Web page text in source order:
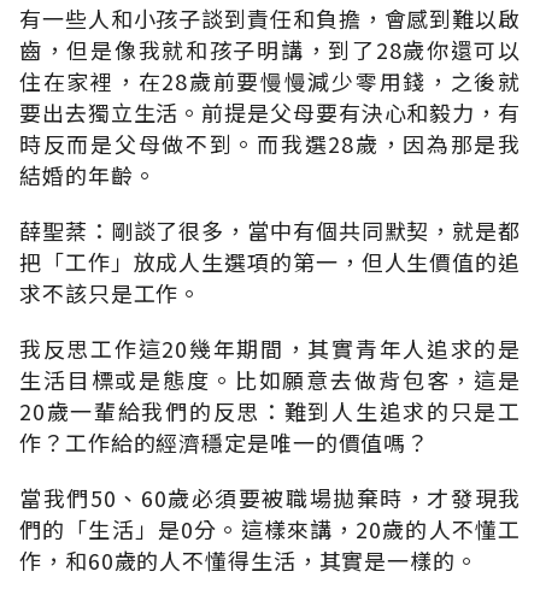
有一些人和小孩子談到責任和負擔，會感到難以啟
齒，但是像我就和孩子明講，到了28歲你還可以
住在家裡，在28歲前要慢慢減少零用錢，之後就
要出去獨立生活。前提是父母要有決心和毅力，有
時反而是父母做不到。而我選28歲，因為那是我
結婚的年齡。
薛聖棻：剛談了很多，當中有個共同默契，就是都
把「工作」放成人生選項的第一，但人生價值的追
求不該只是工作。
我反思工作這20幾年期間，其實青年人追求的是
生活目標或是態度。比如願意去做背包客，這是
20歲一輩給我們的反思：難到人生追求的只是工
作？工作給的經濟穩定是唯一的價值嗎？
當我們50、60歲必須要被職場拋棄時，才發現我
們的「生活」是0分。這樣來講，20歲的人不懂工
作，和60歲的人不懂得生活，其實是一樣的。